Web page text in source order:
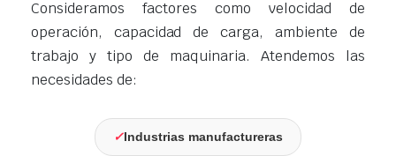
Consideramos factores como velocidad de
operación, capacidad de carga, ambiente de
trabajo y tipo de maquinaria. Atendemos las
necesidades de:
✓Industrias manufactureras